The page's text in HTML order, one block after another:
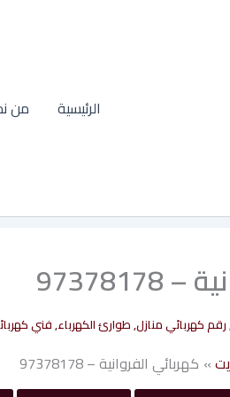
الرئيسية
من
رقم كهربائي منازل,طوارئ الكهرباء,فني
كهربائي الفروانية – 97378178